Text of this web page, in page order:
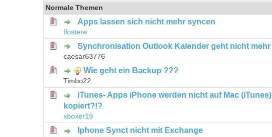
Normale Themen
Apps lassen sich nicht mehr syncen
flostere
0 Bewertung(en) - 0 von 5 durchschnittlich
1234 5
Synchronisation Outlook Kalender geht nicht mehr
caesar63776
0 Bewertung(en) - 0 von 5 durchschnittlich
1 2345
Wie geht ein Backup ???
Timbo22
0 Bewertung(en) - 0 von 5 durchschnittlich
1 2
iTunes- Apps iPhone werden nicht auf Mac (iTunes)
kopiert?!?
xboxer19
0 Bewertung(en) - 0 von 5 durchschnittlich
Iphone Synct nicht mit Exchange
3 Bewertung(en) - 2.33 von 5 durchschnittlich
12345